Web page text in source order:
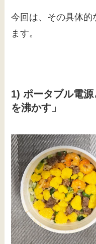
今回は、その具体的
ます。
1) ポータブル電
を沸かす」